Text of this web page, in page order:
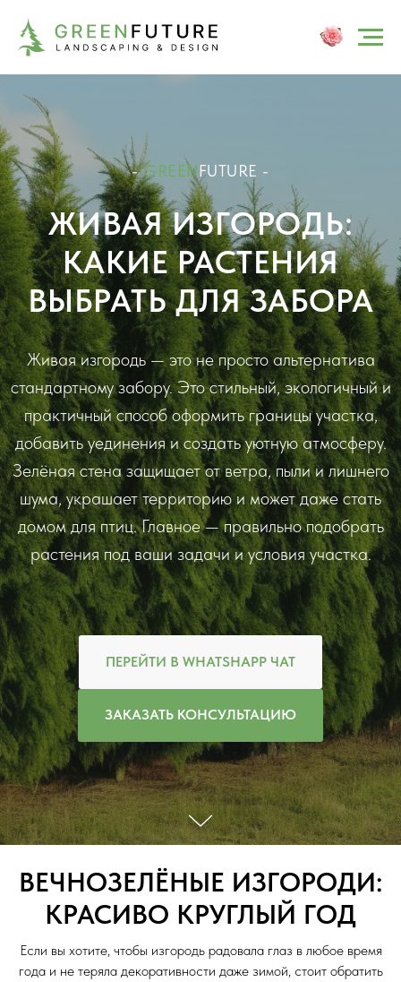
-GREENFUTURE -
ЖИВАЯ ИЗГОРОДЬ:
КАКИЕ РАСТЕНИЯ
ВЫБРАТЬ ДЛЯ ЗАБОРА
Живая изгородь — это не просто альтернатива
стандартному забору. Это стильный, экологичный и
практичный способ оформить границы участка,
добавить уединения и создать уютную атмосферу.
Зелёная стена защищает от ветра, пыли и лишнего
шума, украшает территорию и может даже стать
домом для птиц. Главное — правильно подобрать
растения под ваши задачи и условия участка.
ПЕРЕЙТИ В WHATSHAPP ЧАТ
ЗАКАЗАТЬ КОНСУЛЬТАЦИЮ
ВЕЧНОЗЕЛЁНЫЕ ИЗГОРОДИ:
КРАСИВО КРУГЛЫЙ ГОД
Если вы хотите, чтобы изгородь радовала глаз в любое время
года и не теряла декоративности даже зимой, стоит обратить